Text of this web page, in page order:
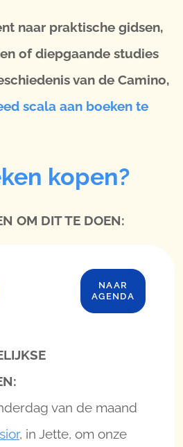
naar praktische gidsen,
of diepgaande studies
van de Camino,
scala aan boeken te
kopen?
OM DIT TE DOEN:
NAAR
AGENDA
van de maand
, in Jette, om onze